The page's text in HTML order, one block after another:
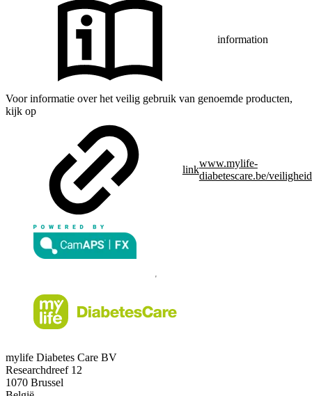
information
Voor informatie over het veilig gebruik van genoemde producten,
kijk op
link
www.mylife-
diabetescare.be/veiligheid
mylife Diabetes Care BV
Researchdreef 12
1070 Brussel